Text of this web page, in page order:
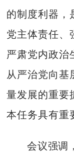
的制度利器，
党主体责任、
严肃党内政治
从严治党向基
量发展的重要
本任务具有重
会议强调